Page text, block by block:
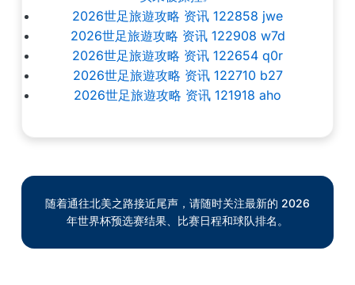
2026世足旅遊攻略 资讯 122858 jwe
2026世足旅遊攻略 资讯 122908 w7d
2026世足旅遊攻略 资讯 122654 q0r
2026世足旅遊攻略 资讯 122710 b27
2026世足旅遊攻略 资讯 121918 aho
随着通往北美之路接近尾声，请随时关注最新的 2026
年世界杯预选赛结果、比赛日程和球队排名。